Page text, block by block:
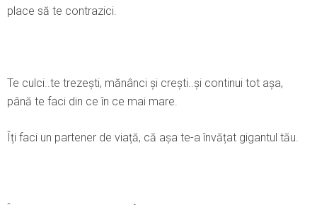
place să te contrazici.
Te culci..te trezești, mănânci și crești..și continui tot așa,
până te faci din ce în ce mai mare.
Îți faci un partener de viață, că așa te-a învățat gigantul tău.